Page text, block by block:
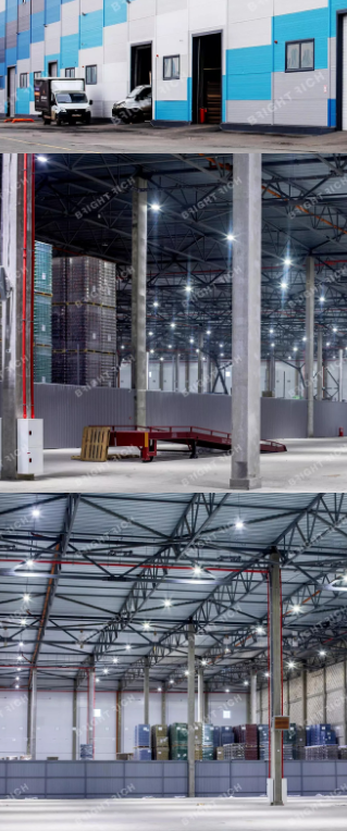
Неверная цена
Неверный адрес
Не дозвониться
Другая причина
Связаться с продавцом
Следить за объектом
с продавцом
*
комментарий:
звонок продавца
имя:
телефон: